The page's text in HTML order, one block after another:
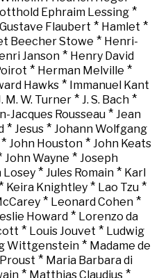
Ephraim Lessing *
Gustave Flaubert * Hamlet *
Beecher Stowe * Henri-
Janson * Henry David
* Herman Melville *
Hawks* Immanuel Kant
M. W. Turner* J. S. Bach*
Jacques Rousseau * Jean
* Jesus * Johann Wolfgang
* John Houston * John Keats
John Wayne * Joseph
Losey* Jules Romain* Karl
Keira Knightley* Lao Tzu*
* Leonard Cohen*
Howard * Lorenzo da
* Louis Jouvet * Ludwig
Wittgenstein * Madame de
* Maria Barbara di
* Matthias Claudius*